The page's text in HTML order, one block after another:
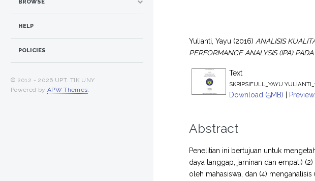
Yulianti, Yayu (2016) ANALISIS
PERFORMANCE ANALYSIS (IPA)
Text
SKRIPSIFULL_YAYU
Download (5MB) | Preview
Abstract
Penelitian ini bertujuan untuk
daya tanggap, jaminan dan empati)
oleh mahasiswa, dan (4)
BROWSE
HELP
POLICIES
© 2012 - 2026 UPT. TIK UNY
Powered by APW Themes